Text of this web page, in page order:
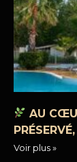
AU
Voir plus »